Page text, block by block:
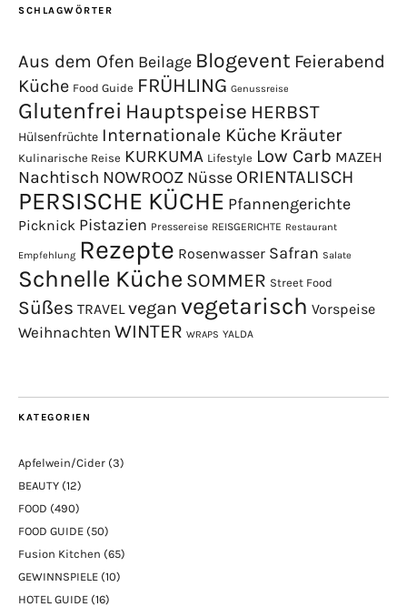
SCHLAGWÖRTER
Aus dem Ofen Beilage Blogevent Feierabend
Küche Food Guide FRÜHLING Genussreise
Glutenfrei Hauptspeise HERBST
Hülsenfrüchte Internationale Küche Kräuter
Kulinarische Reise KURKUMA Lifestyle Low Carb MAZEH
Nachtisch NOWROOZ Nüsse ORIENTALISCH
PERSISCHE KÜCHE Pfannengerichte
Picknick Pistazien Pressereise REISGERICHTE Restaurant
Empfehlung Rezepte Rosenwasser Safran Salate
Schnelle Küche SOMMER Street Food
Süßes TRAVEL vegan vegetarisch Vorspeise
Weihnachten WINTER WRAPS YALDA
KATEGORIEN
Apfelwein/Cider (3)
BEAUTY (12)
FOOD (490)
FOOD GUIDE (50)
Fusion Kitchen (65)
GEWINNSPIELE (10)
HOTEL GUIDE (16)